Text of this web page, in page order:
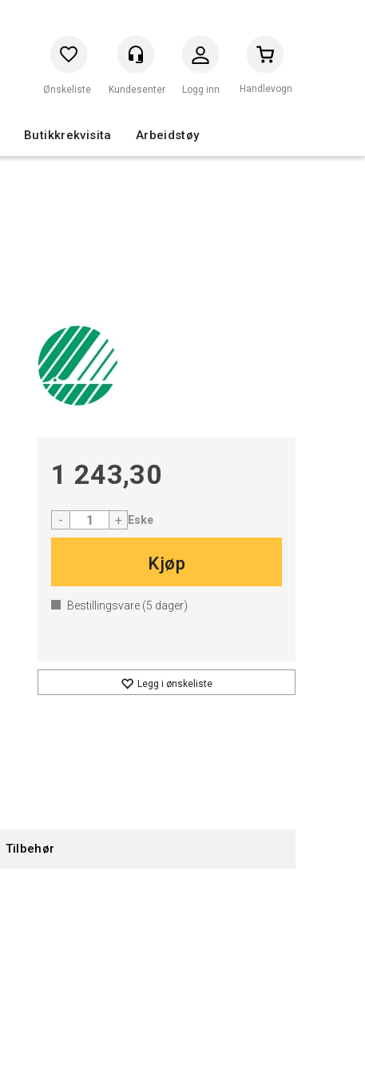
Logg inn Handlevogn
Butikkrekvisita Arbeidstøy
1 243,30
- + Eske
Kjøp
Bestillingsvare (5 dager)
Legg i ønskeliste
Tilbehør